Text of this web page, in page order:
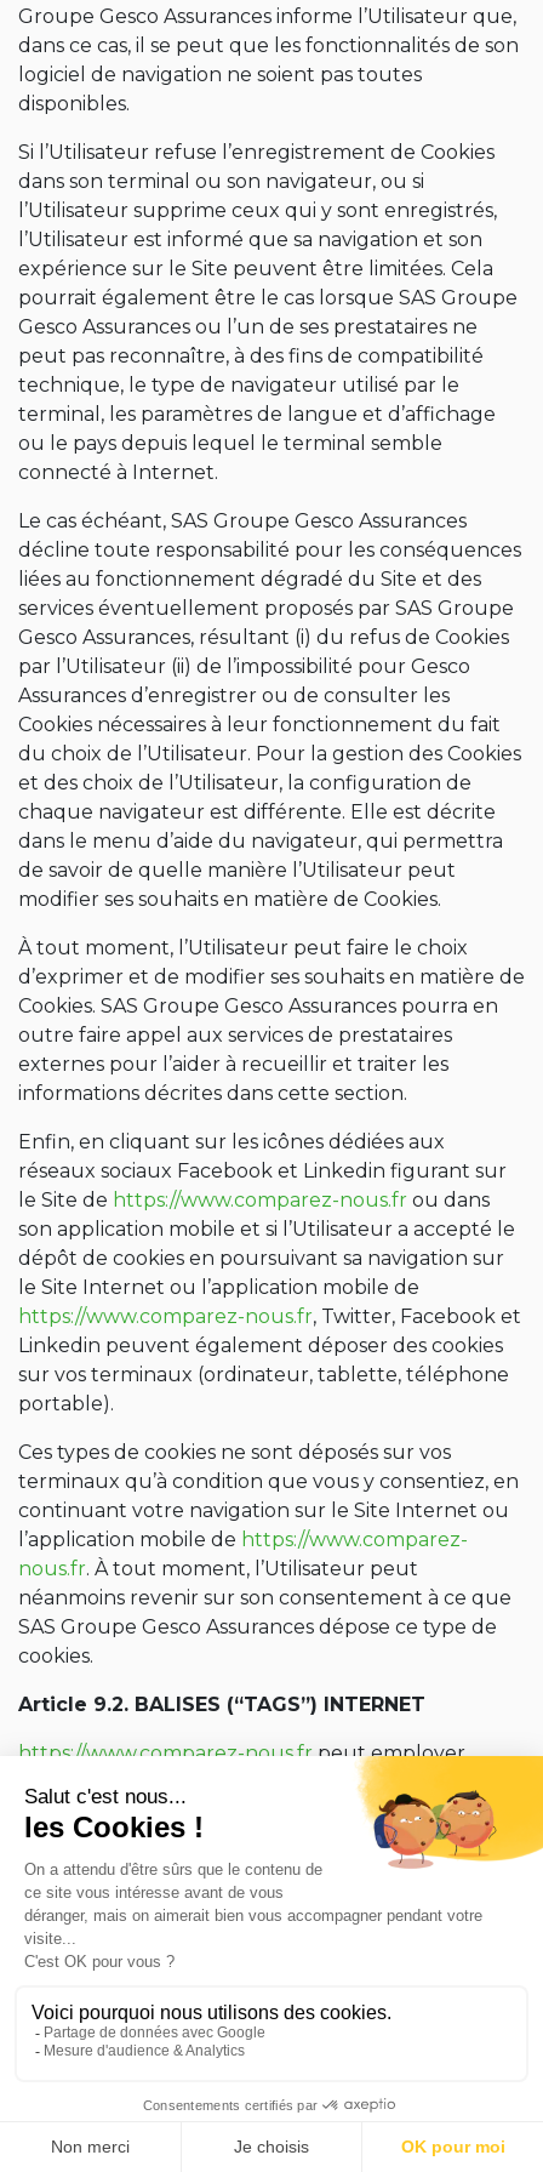
Groupe Gesco Assurances informe l’Utilisateur que,
dans ce cas, il se peut que les fonctionnalités de son
logiciel de navigation ne soient pas toutes
disponibles.
Si l’Utilisateur refuse l’enregistrement de Cookies
dans son terminal ou son navigateur, ou si
l’Utilisateur supprime ceux qui y sont enregistrés,
l’Utilisateur est informé que sa navigation et son
expérience sur le Site peuvent être limitées. Cela
pourrait également être le cas lorsque SAS Groupe
Gesco Assurances ou l’un de ses prestataires ne
peut pas reconnaître, à des fins de compatibilité
technique, le type de navigateur utilisé par le
terminal, les paramètres de langue et d’affichage
ou le pays depuis lequel le terminal semble
connecté à Internet.
Le cas échéant, SAS Groupe Gesco Assurances
décline toute responsabilité pour les conséquences
liées au fonctionnement dégradé du Site et des
services éventuellement proposés par SAS Groupe
Gesco Assurances, résultant (i) du refus de Cookies
par l’Utilisateur (ii) de l’impossibilité pour Gesco
Assurances d’enregistrer ou de consulter les
Cookies nécessaires à leur fonctionnement du fait
du choix de l’Utilisateur. Pour la gestion des Cookies
et des choix de l’Utilisateur, la configuration de
chaque navigateur est différente. Elle est décrite
dans le menu d’aide du navigateur, qui permettra
de savoir de quelle manière l’Utilisateur peut
modifier ses souhaits en matière de Cookies.
À tout moment, l’Utilisateur peut faire le choix
d’exprimer et de modifier ses souhaits en matière de
Cookies. SAS Groupe Gesco Assurances pourra en
outre faire appel aux services de prestataires
externes pour l’aider à recueillir et traiter les
informations décrites dans cette section.
Enfin, en cliquant sur les icônes dédiées aux
réseaux sociaux Facebook et Linkedin figurant sur
le Site de https://www.comparez-nous.fr ou dans
son application mobile et si l’Utilisateur a accepté le
dépôt de cookies en poursuivant sa navigation sur
le Site Internet ou l’application mobile de
https://www.comparez-nous.fr, Twitter, Facebook et
Linkedin peuvent également déposer des cookies
sur vos terminaux (ordinateur, tablette, téléphone
portable).
Ces types de cookies ne sont déposés sur vos
terminaux qu’à condition que vous y consentiez, en
continuant votre navigation sur le Site Internet ou
l’application mobile de https://www.comparez-
nous.fr. À tout moment, l’Utilisateur peut
néanmoins revenir sur son consentement à ce que
SAS Groupe Gesco Assurances dépose ce type de
cookies.
Article 9.2. BALISES (“TAGS”) INTERNET
https://www.comparez-nous.fr peut employer
occasionnellement des balises Internet (également
appelées « tags », ou balises d’action, GIF à un pixel,
GIF transparents, GIF invisibles et GIF un à un) et les
déployer par l’intermédiaire d’un partenaire
spécialiste d’analyses Web susceptible de se trouver
(et donc de stocker les informations
correspondantes, y compris l’adresse IP de
Ces balises sont placées à la fois dans les publicités
en ligne permettant aux internautes d’accéder au
Site, et sur les différentes pages de celui-ci.
Cette technologie permet àhttps://www.comparez-